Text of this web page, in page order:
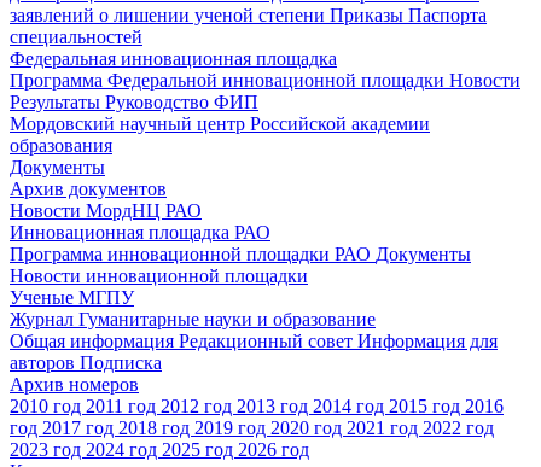
заявлений о лишении ученой степени Приказы Паспорта
специальностей
Федеральная инновационная площадка
Программа Федеральной инновационной площадки Новости
Результаты Руководство ФИП
Мордовский научный центр Российской академии
образования
Документы
Архив документов
Новости МордНЦ РАО
Инновационная площадка РАО
Программа инновационной площадки РАО Документы
Новости инновационной площадки
Ученые МГПУ
Журнал Гуманитарные науки и образование
Общая информация Редакционный совет Информация для
авторов Подписка
Архив номеров
2010 год 2011 год 2012 год 2013 год 2014 год 2015 год 2016
год 2017 год 2018 год 2019 год 2020 год 2021 год 2022 год
2023 год 2024 год 2025 год 2026 год